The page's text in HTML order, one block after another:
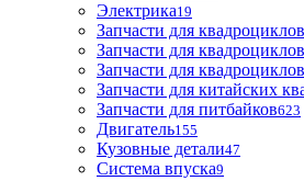
Электрика19
Запчасти для квадроциклов
Запчасти для
Запчасти для
Запчасти для китайских
Запчасти для питбайков623
Двигатель155
Кузовные детали47
Система впуска9